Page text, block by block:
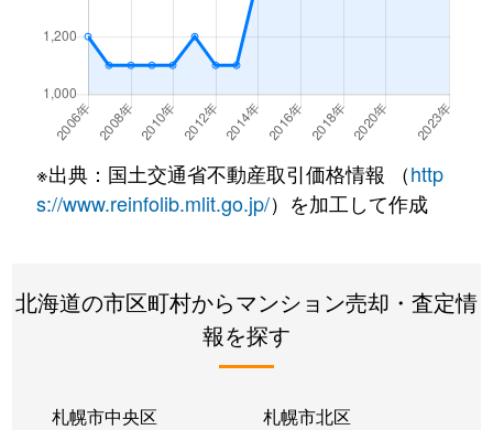
厚別東１条 2,400万円
厚別東２条
1,300万円
新さっぽろ
厚別東２条
2,200万円
新さっぽろ
厚別東２条
2,500万円
新さっぽろ
厚別東４条
1,900万円
新さっぽろ
1,800万円
厚別東４条
2,400万円
新さっぽろ
※出典：国土交通省不動産取引価格情報 （http
s://www.reinfolib.mlit.go.jp/）を加工して作成
北海道の市区町村からマンション売却・査定情
報を探す
札幌市中央区 札幌市北区